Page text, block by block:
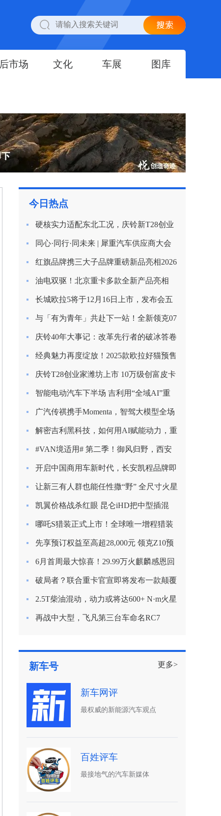
后市场 文化 车展 图库
今日热点
硬核实力适配东北工况，庆铃新T28创业
家长春上市圆满收官
同心·同行·同未来 | 犀重汽车供应商大会
圆满落幕
红旗品牌携三大子品牌重磅新品亮相2026
北京车展
油电双驱！北京重卡多款全新产品亮相
2026合作伙伴大会
长城欧拉5将于12月16日上市，发布会五
大看点提前揭秘！
与「有为青年」共赴下一站！全新领克07
EM-P上市限时价13.98万起
庆铃40年大事记：改革先行者的破冰答卷
（1985-1993）
经典魅力再度绽放！2025款欧拉好猫预售
启程，8.98万元起！
庆铃T28创业家潍坊上市 10万级创富皮卡
再树标杆
智能电动汽车下半场 吉利用“全域AI”重
塑安全边界
广汽传祺携手Momenta，智驾大模型全场
景落地
解密吉利黑科技，如何用AI赋能动力，重
新定义混动节能？
#VAN境适用# 第二季！御风归野，西安
房车之旅
开启中国商用车新时代，长安凯程品牌即
将焕新启航
让新三有人群也能任性撒“野” 全尺寸火星
9越野版渲染图曝光
凯翼价格战杀红眼 昆仑iHD把中型插混
SUV杀到9.99万
哪吒S猎装正式上市！全球唯一增程猎装
轿车起售价15.99万
先享预订权益至高超28,000元 领克Z10预
订开启
6月首周最大惊喜！29.99万火麒麟感恩回
归！
破局者？联合重卡官宣即将发布一款颠覆
行业的产品！
2.5T柴油混动，动力或将达600+ N·m火星
皮卡越野越心动
再战中大型，飞凡第三台车命名RC7
新车号 更多>
新车网评
最权威的新能源汽车观点
百姓评车
最接地气的汽车新媒体